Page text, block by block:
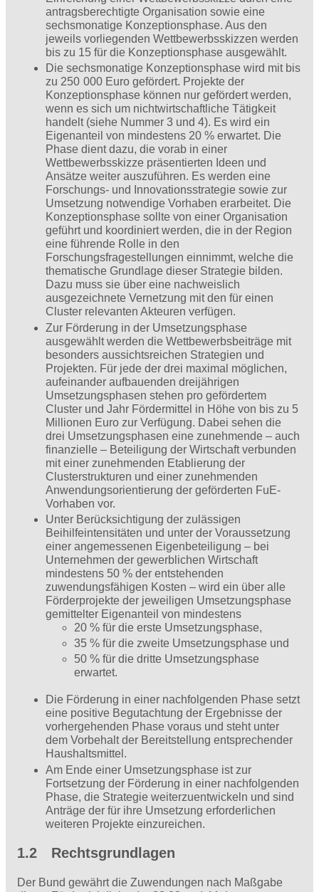
antragsberechtigte Organisation sowie eine
sechsmonatige Konzeptionsphase. Aus den
jeweils vorliegenden Wettbewerbsskizzen werden
bis zu 15 für die Konzeptionsphase ausgewählt.
Die sechsmonatige Konzeptionsphase wird mit bis
zu 250 000 Euro gefördert. Projekte der
Konzeptionsphase können nur gefördert werden,
wenn es sich um nichtwirtschaftliche Tätigkeit
handelt (siehe Nummer 3 und 4). Es wird ein
Eigenanteil von mindestens 20 % erwartet. Die
Phase dient dazu, die vorab in einer
Wettbewerbsskizze präsentierten Ideen und
Ansätze weiter auszuführen. Es werden eine
Forschungs- und Innovationsstrategie sowie zur
Umsetzung notwendige Vorhaben erarbeitet. Die
Konzeptionsphase sollte von einer Organisation
geführt und koordiniert werden, die in der Region
eine führende Rolle in den
Forschungsfragestellungen einnimmt, welche die
thematische Grundlage dieser Strategie bilden.
Dazu muss sie über eine nachweislich
ausgezeichnete Vernetzung mit den für einen
Cluster relevanten Akteuren verfügen.
Zur Förderung in der Umsetzungsphase
ausgewählt werden die Wettbewerbsbeiträge mit
besonders aussichtsreichen Strategien und
Projekten. Für jede der drei maximal möglichen,
aufeinander aufbauenden dreijährigen
Umsetzungsphasen stehen pro gefördertem
Cluster und Jahr Fördermittel in Höhe von bis zu 5
Millionen Euro zur Verfügung. Dabei sehen die
drei Umsetzungsphasen eine zunehmende – auch
finanzielle – Beteiligung der Wirtschaft verbunden
mit einer zunehmenden Etablierung der
Clusterstrukturen und einer zunehmenden
Anwendungsorientierung der geförderten FuE-
Vorhaben vor.
Unter Berücksichtigung der zulässigen
Beihilfeintensitäten und unter der Voraussetzung
einer angemessenen Eigenbeteiligung – bei
Unternehmen der gewerblichen Wirtschaft
mindestens 50 % der entstehenden
zuwendungsfähigen Kosten – wird ein über alle
Förderprojekte der jeweiligen Umsetzungsphase
gemittelter Eigenanteil von mindestens
20 % für die erste Umsetzungsphase,
35 % für die zweite Umsetzungsphase und
50 % für die dritte Umsetzungsphase
erwartet.
Die Förderung in einer nachfolgenden Phase setzt
eine positive Begutachtung der Ergebnisse der
vorhergehenden Phase voraus und steht unter
dem Vorbehalt der Bereitstellung entsprechender
Haushaltsmittel.
Am Ende einer Umsetzungsphase ist zur
Fortsetzung der Förderung in einer nachfolgenden
Phase, die Strategie weiterzuentwickeln und sind
Anträge der für ihre Umsetzung erforderlichen
weiteren Projekte einzureichen.
1.2 Rechtsgrundlagen
Der Bund gewährt die Zuwendungen nach Maßgabe